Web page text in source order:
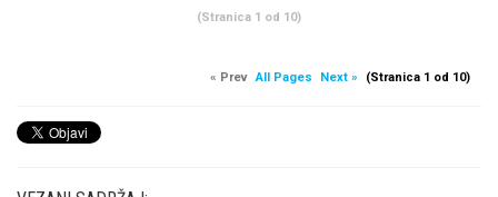
(Stranica 1 od 10)
« Prev All Pages Next » (Stranica 1 od 10)